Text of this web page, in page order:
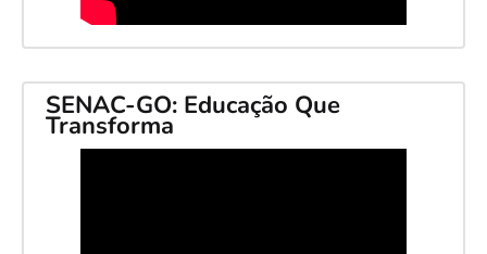
SENAC-GO: Educação Que
Transforma